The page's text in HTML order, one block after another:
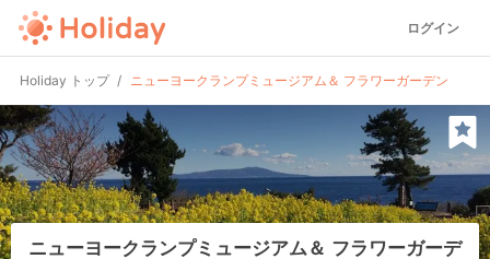
ログイン
Holiday トップ ニューヨークランプミュージアム＆ フラワーガーデン
ニューヨークランプミュージアム＆ フラワーガーデ